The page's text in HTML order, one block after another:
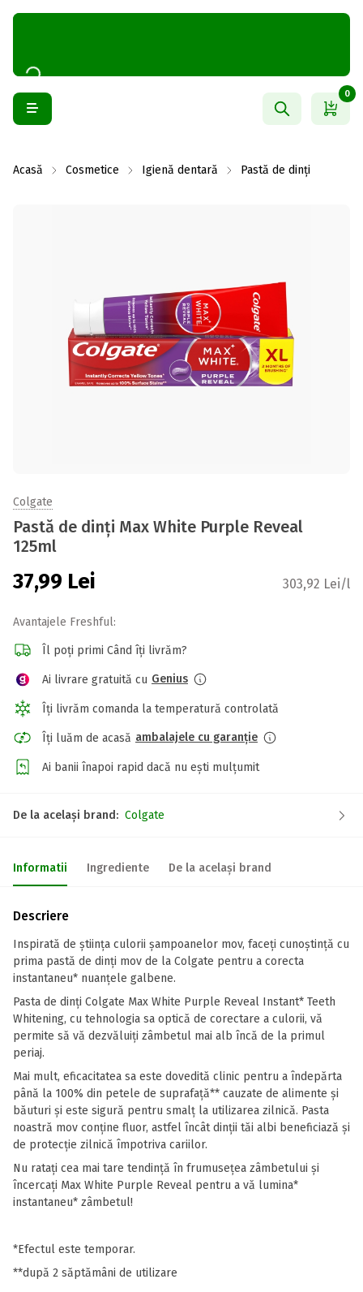
0
Acasă Cosmetice Igienă dentară Pastă de dinți
Colgate
Pastă de dinți Max White Purple Reveal
125ml
37,99 Lei 303,92 Lei/l
Avantajele Freshful:
Îl poți primi Când îți livrăm?
Ai livrare gratuită cu Genius
Îți livrăm comanda la temperatură controlată
Îți luăm de acasă ambalajele cu garanție
Ai banii înapoi rapid dacă nu ești mulțumit
De la același brand: Colgate
Informatii Ingrediente De la același brand
Descriere
Inspirată de știința culorii șampoanelor mov, faceți cunoștință cu
prima pastă de dinți mov de la Colgate pentru a corecta
instantaneu* nuanțele galbene.
Pasta de dinți Colgate Max White Purple Reveal Instant* Teeth
Whitening, cu tehnologia sa optică de corectare a culorii, vă
permite să vă dezvăluiți zâmbetul mai alb încă de la primul
periaj.
Mai mult, eficacitatea sa este dovedită clinic pentru a îndepărta
până la 100% din petele de suprafață** cauzate de alimente și
băuturi și este sigură pentru smalț la utilizarea zilnică. Pasta
noastră mov conține fluor, astfel încât dinții tăi albi beneficiază și
de protecție zilnică împotriva cariilor.
Nu ratați cea mai tare tendință în frumusețea zâmbetului și
încercați Max White Purple Reveal pentru a vă lumina*
instantaneu* zâmbetul!
*Efectul este temporar.
**după 2 săptămâni de utilizare